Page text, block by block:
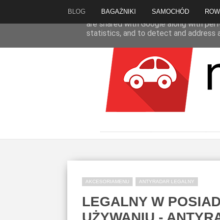
BLOG BAGAŻNIKI SAMOCHÓD
AKCESORIAMENU ANTYRADAR LEGALNY
LEGALNY W
This site uses cookies from Google
are shared with Google along with
statistics, and to detect and address